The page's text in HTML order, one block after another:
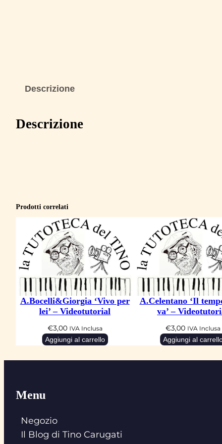
Descrizione
Descrizione
Prodotti correlati
A.Bocelli&Giorgia ‘Vivo per
lei’ – Videotutorial
€3,00 IVA Inclusa
Aggiungi al carrello
A.Celentano ‘Il
va’ –
€3,00 IVA Inclusa
Aggiungi al
Menu
Negozio
Il Blog di Tino Carugati